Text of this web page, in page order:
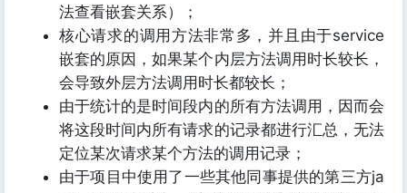
法查看嵌套关系）；
核心请求的调用方法非常多，并且由于service
嵌套的原因，如果某个内层方法调用时长较长，
会导致外层方法调用时长都较长；
由于统计的是时间段内的所有方法调用，因而会
将这段时间内所有请求的记录都进行汇总，无法
定位某次请求某个方法的调用记录；
由于项目中使用了一些其他同事提供的第三方ja